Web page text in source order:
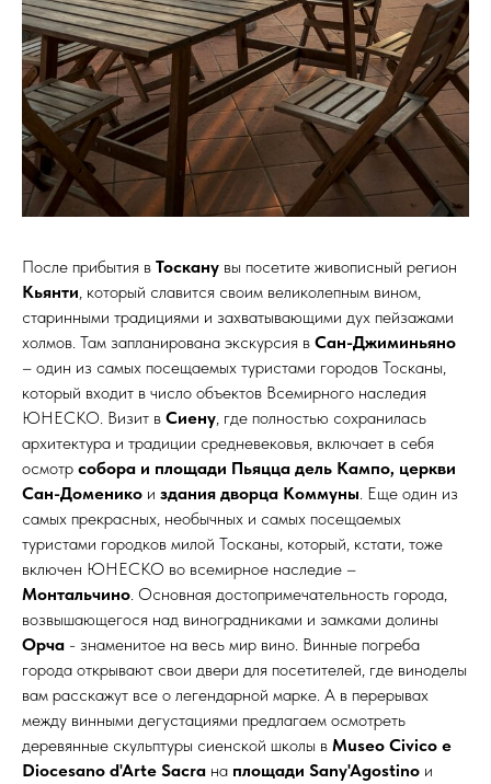
После прибытия в Тоскану вы посетите живописный регион
Кьянти, который славится своим великолепным вином,
старинными традициями и захватывающими дух пейзажами
холмов. Там запланирована экскурсия в Сан-Джиминьяно
– один из самых посещаемых туристами городов Тосканы,
который входит в число объектов Всемирного наследия
ЮНЕСКО. Визит в Сиену, где полностью сохранилась
архитектура и традиции средневековья, включает в себя
осмотр собора и площади Пьяцца дель Кампо, церкви
Сан-Доменико и здания дворца Коммуны. Еще один из
самых прекрасных, необычных и самых посещаемых
туристами городков милой Тосканы, который, кстати, тоже
включен ЮНЕСКО во всемирное наследие –
Монтальчино. Основная достопримечательность города,
возвышающегося над виноградниками и замками долины
Орча - знаменитое на весь мир вино. Винные погреба
города открывают свои двери для посетителей, где виноделы
вам расскажут все о легендарной марке. А в перерывах
между винными дегустациями предлагаем осмотреть
деревянные скульптуры сиенской школы в Museo Civico e
Diocesano d'Arte Sacra на площади Sany'Agostino и